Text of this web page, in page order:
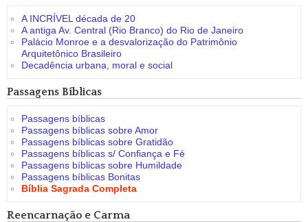
A INCRÍVEL década de 20
A antiga Av. Central (Rio Branco) do Rio de Janeiro
Palácio Monroe e a desvalorização do Patrimônio
Arquitetônico Brasileiro
Decadência urbana, moral e social
Passagens Bíblicas
Passagens bíblicas
Passagens bíblicas sobre Amor
Passagens bíblicas sobre Gratidão
Passagens bíblicas s/ Confiança e Fé
Passagens bíblicas sobre Humildade
Passagens bíblicas Bonitas
Bíblia Sagrada Completa
Reencarnação e Carma